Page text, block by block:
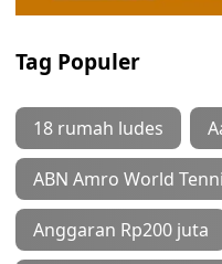
Tag Populer
18 rumah ludes
ABN Amro World
Anggaran Rp200 juta